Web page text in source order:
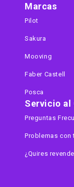
Marcas
Pilot
Sakura
Mooving
Faber Castell
Posca
Servicio al
Preguntas
Problemas con
¿Quires